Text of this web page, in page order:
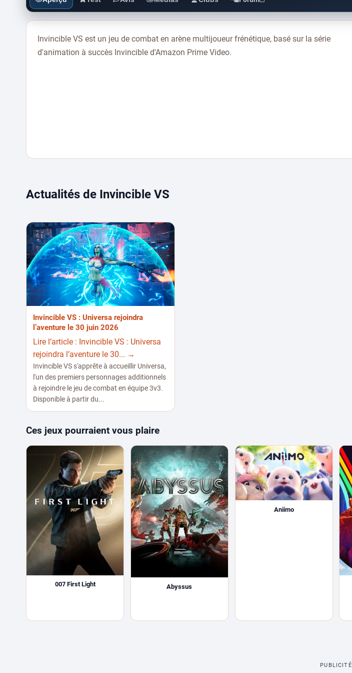
Invincible VS est un jeu de combat en arène multijoueur frénétique, basé sur la série
d'animation à succès Invincible d'Amazon Prime Video.
Actualités de Invincible VS
Invincible VS : Universa rejoindra
l’aventure le 30 juin 2026
Lire l’article : Invincible VS : Universa
rejoindra l’aventure le 30... →
Invincible VS s'apprête à accueillir Universa,
l'un des premiers personnages additionnels
à rejoindre le jeu de combat en équipe 3v3.
Disponible à partir du...
Ces jeux pourraient vous plaire
007 First Light Abyssus
Aniimo
PUBLICITÉ